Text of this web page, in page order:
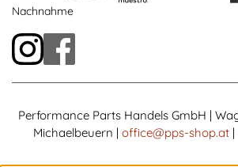
Nachnahme
Performance Parts Handels GmbH |
Michaelbeuern | office@pps-shop.at |